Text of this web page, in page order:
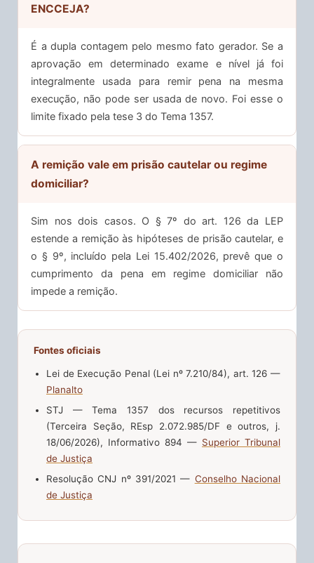
ENCCEJA?
É a dupla contagem pelo mesmo fato gerador. Se a
aprovação em determinado exame e nível já foi
integralmente usada para remir pena na mesma
execução, não pode ser usada de novo. Foi esse o
limite fixado pela tese 3 do Tema 1357.
A remição vale em prisão cautelar ou regime
domiciliar?
Sim nos dois casos. O § 7º do art. 126 da LEP
estende a remição às hipóteses de prisão cautelar, e
o § 9º, incluído pela Lei 15.402/2026, prevê que o
cumprimento da pena em regime domiciliar não
impede a remição.
Fontes oficiais
Lei de Execução Penal (Lei nº 7.210/84), art. 126 —
Planalto
STJ — Tema 1357 dos recursos repetitivos
(Terceira Seção, REsp 2.072.985/DF e outros, j.
18/06/2026), Informativo 894 — Superior Tribunal
de Justiça
Resolução CNJ nº 391/2021 — Conselho Nacional
de Justiça